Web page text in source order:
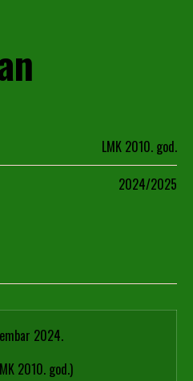
LMK 2010. god.
2024/2025
2024.
2010. god.)